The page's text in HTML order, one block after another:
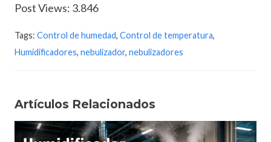
Post Views: 3.846
Tags: Control de humedad, Control de temperatura,
Humidificadores, nebulizador, nebulizadores
Artículos Relacionados